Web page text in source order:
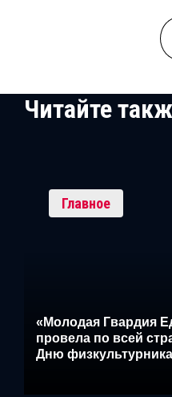
Читайте
Главное
«Молодая Гвардия
провела по всей
Дню физкультурника